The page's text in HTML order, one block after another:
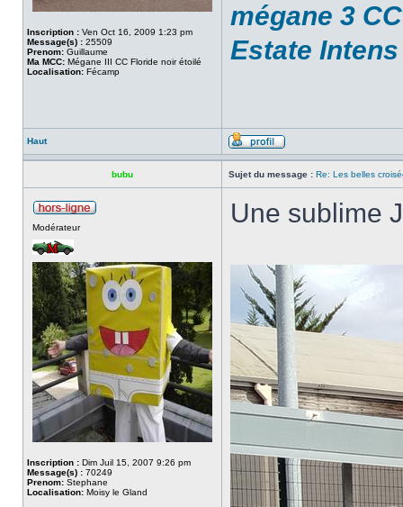
Inscription : Ven Oct 16, 2009 1:23 pm
Message(s) : 25509
Prenom: Guillaume
Ma MCC: Mégane III CC Floride noir étoilé
Localisation: Fécamp
mégane 3
Estate
Haut
bubu Sujet du message : Re: Les belles
Modérateur
Inscription : Dim Juil 15, 2007 9:26 pm
Message(s) : 70249
Prenom: Stephane
Localisation: Moisy le Gland
Une sublime